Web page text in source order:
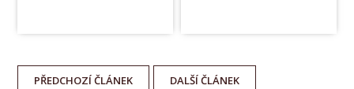
PŘEDCHOZÍČLÁNEK DALŠÍČLÁNEK